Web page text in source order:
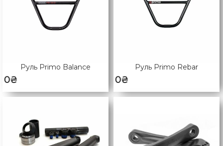
Руль Primo Balance
0₴
Руль Primo Rebar
0₴